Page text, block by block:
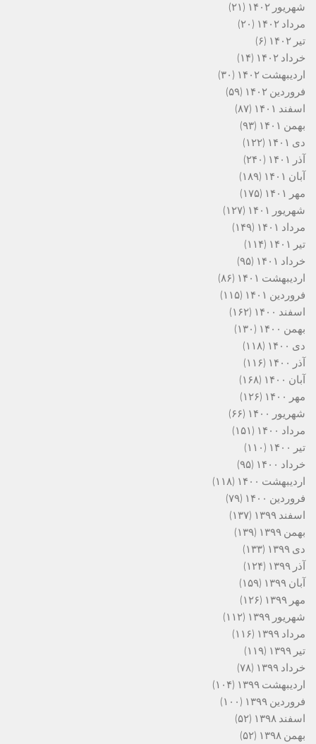
شهریور ۱۴۰۲
(۲۱)
مرداد ۱۴۰۲
(۲۰)
تیر ۱۴۰۲
(۶)
خرداد ۱۴۰۲
(۱۴)
اردیبهشت ۱۴۰۲
(۳۰)
فروردین ۱۴۰۲
(۵۹)
اسفند ۱۴۰۱
(۸۷)
بهمن ۱۴۰۱
(۹۳)
دی ۱۴۰۱
(۱۲۲)
آذر ۱۴۰۱
(۲۴۰)
آبان ۱۴۰۱
(۱۸۹)
مهر ۱۴۰۱
(۱۷۵)
شهریور ۱۴۰۱
(۱۲۷)
مرداد ۱۴۰۱
(۱۴۹)
تیر ۱۴۰۱
(۱۱۴)
خرداد ۱۴۰۱
(۹۵)
اردیبهشت ۱۴۰۱
(۸۶)
فروردین ۱۴۰۱
(۱۱۵)
اسفند ۱۴۰۰
(۱۶۲)
بهمن ۱۴۰۰
(۱۳۰)
دی ۱۴۰۰
(۱۱۸)
آذر ۱۴۰۰
(۱۱۶)
آبان ۱۴۰۰
(۱۶۸)
مهر ۱۴۰۰
(۱۲۶)
شهریور ۱۴۰۰
(۶۶)
مرداد ۱۴۰۰
(۱۵۱)
تیر ۱۴۰۰
(۱۱۰)
خرداد ۱۴۰۰
(۹۵)
اردیبهشت ۱۴۰۰
(۱۱۸)
فروردین ۱۴۰۰
(۷۹)
اسفند ۱۳۹۹
(۱۳۷)
بهمن ۱۳۹۹
(۱۳۹)
دی ۱۳۹۹
(۱۳۳)
آذر ۱۳۹۹
(۱۲۴)
آبان ۱۳۹۹
(۱۵۹)
مهر ۱۳۹۹
(۱۲۶)
شهریور ۱۳۹۹
(۱۱۲)
مرداد ۱۳۹۹
(۱۱۶)
تیر ۱۳۹۹
(۱۱۹)
خرداد ۱۳۹۹
(۷۸)
اردیبهشت ۱۳۹۹
(۱۰۴)
فروردین ۱۳۹۹
(۱۰۰)
اسفند ۱۳۹۸
(۵۲)
بهمن ۱۳۹۸
(۵۲)